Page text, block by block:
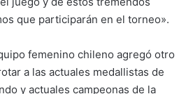
que participarán en el torneo».
femenino chileno agregó otro
a las actuales medallistas de
y actuales campeonas de la